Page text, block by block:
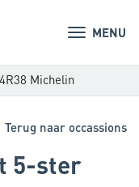
MENU
Michelin
5-ster
Terug naar occassions